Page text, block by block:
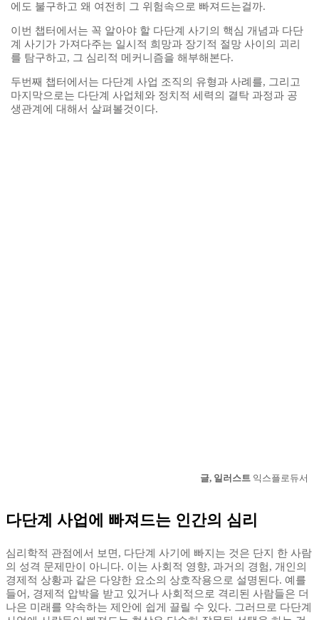
에도 불구하고 왜 여전히 그 위험속으로 빠져드는걸까.
이번 챕터에서는 꼭 알아야 할 다단계 사기의 핵심 개념과 다단
계 사기가 가져다주는 일시적 희망과 장기적 절망 사이의 괴리
를 탐구하고, 그 심리적 메커니즘을 해부해본다.
두번째 챕터에서는 다단계 사업 조직의 유형과 사례를, 그리고
마지막으로는 다단계 사업체와 정치적 세력의 결탁 과정과 공
생관계에 대해서 살펴볼것이다.
글, 일러스트익스플로듀서
다단계 사업에 빠져드는 인간의 심리
심리학적 관점에서 보면, 다단계 사기에 빠지는 것은 단지 한 사람
의 성격 문제만이 아니다. 이는 사회적 영향, 과거의 경험, 개인의
경제적 상황과 같은 다양한 요소의 상호작용으로 설명된다. 예를
들어, 경제적 압박을 받고 있거나 사회적으로 격리된 사람들은 더
나은 미래를 약속하는 제안에 쉽게 끌릴 수 있다. 그러므로 다단계